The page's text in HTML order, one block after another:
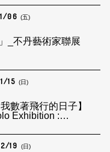
06 (五)
_不丹藝術家聯展
15 (日)
數著飛行的日子】
Exhibition :
19 (日)